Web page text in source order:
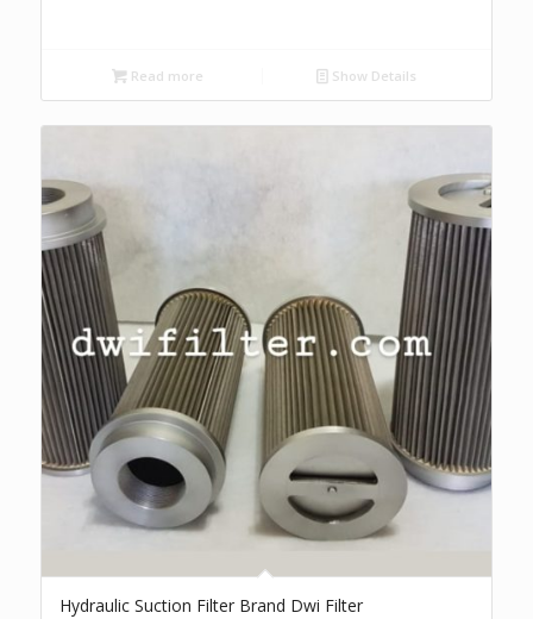
Read more Show Details
Hydraulic Suction Filter Brand Dwi Filter